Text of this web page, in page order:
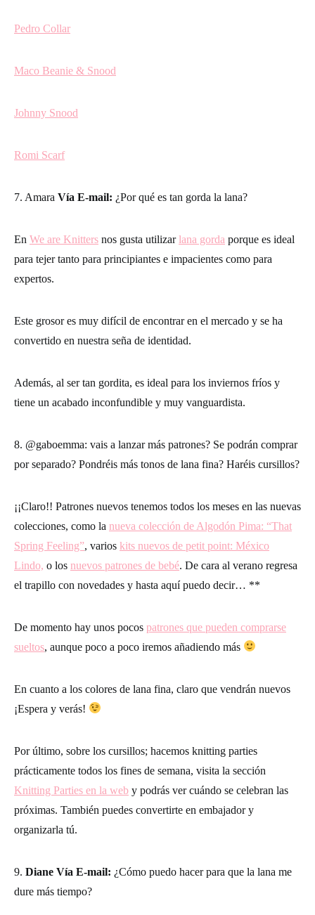
Pedro Collar
Maco Beanie & Snood
Johnny Snood
Romi Scarf
7. Amara Vía E-mail: ¿Por qué es tan gorda la lana?
En We are Knitters nos gusta utilizarlana gorda porque es ideal
para tejer tanto para principiantes e impacientes como para
expertos.
Este grosor es muy difícil de encontrar en el mercado y se ha
convertido en nuestra seña de identidad.
Además, al ser tan gordita, es ideal para los inviernos fríos y
tiene un acabado inconfundible y muy vanguardista.
8. @gaboemma: vais a lanzar más patrones? Se podrán comprar
por separado? Pondréis más tonos de lana fina? Haréis cursillos?
¡¡Claro!! Patrones nuevos tenemos todos los meses en las nuevas
colecciones, como la nueva colección de Algodón Pima: “That
Spring Feeling”, varios kits nuevos de petit point: México
Lindo, o los nuevos patrones de bebé. De cara al verano regresa
el trapillo con novedades y hasta aquí puedo decir… **
De momento hay unos pocos patrones que pueden comprarse
sueltos, aunque poco a poco iremos añadiendo más
En cuanto a los colores de lana fina, claro que vendrán nuevos
¡Espera y verás!
Por último, sobre los cursillos; hacemos knitting parties
prácticamente todos los fines de semana, visita la sección
Knitting Parties en la web y podrás ver cuándo se celebran las
próximas. También puedes convertirte en embajador y
organizarla tú.
9. Diane Vía E-mail: ¿Cómo puedo hacer para que la lana me
dure más tiempo?